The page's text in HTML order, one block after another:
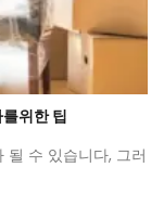
위한 팁
될 수 있습니다, 그러